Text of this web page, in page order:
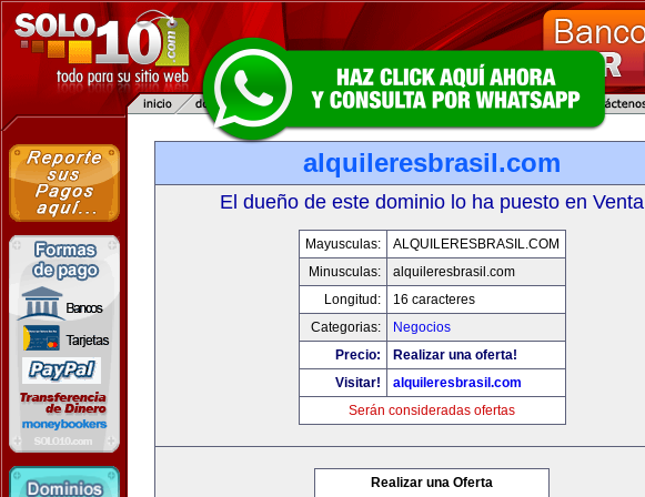
alquileresbrasil.com
El dueño de este dominio lo ha puesto en Venta
Mayusculas:
ALQUILERESBRASIL.COM
Minusculas:
alquileresbrasil.com
Longitud:
16 caracteres
Categorias:
Negocios
Precio:
Realizar una oferta!
Visitar!
alquileresbrasil.com
Serán consideradas ofertas
Realizar una Oferta